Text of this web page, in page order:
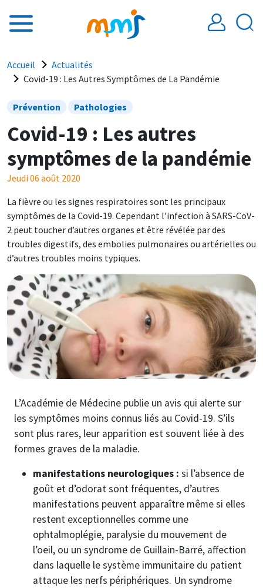
Fil d'Ariane
Accueil
Actualités
Covid-19 : Les Autres Symptômes de La Pandémie
Prévention Pathologies
Covid-19 : Les autres
symptômes de la pandémie
Jeudi 06 août 2020
La fièvre ou les signes respiratoires sont les principaux
symptômes de la Covid-19. Cependant l’infection à SARS-CoV-
2 peut toucher d’autres organes et être révélée par des
troubles digestifs, des embolies pulmonaires ou artérielles ou
d’autres troubles moins typiques.
Image
L’Académie de Médecine publie un avis qui alerte sur
les symptômes moins connus liés au Covid-19. S’ils
sont plus rares, leur apparition est souvent liée à des
formes graves de la maladie.
manifestations neurologiques : si l’absence de
goût et d’odorat sont fréquentes, d’autres
manifestations peuvent apparaître même si elles
restent exceptionnelles comme une
ophtalmoplégie, paralysie du mouvement de
l’oeil, ou un syndrome de Guillain-Barré, affection
dans laquelle le système immunitaire du patient
attaque les nerfs périphériques. Un syndrome